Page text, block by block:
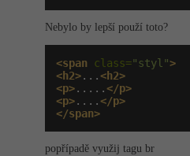
Nebylo by lepší použí toto?
<span class="styl">
<h2>...<h2>
<p>.....</p>
<p>....</p>
</span>
popřípadě využij tagu br